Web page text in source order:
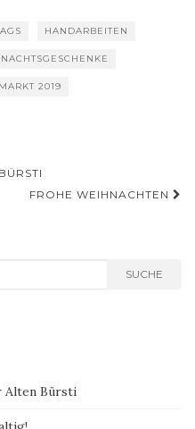
HANDARBEITEN
2019
FROHE WEIHNACHTEN
SUCHE
Alten Bürsti